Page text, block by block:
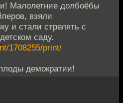
Малолетние долбоёбы
взяли
и стали стрелять с
саду.
1708255/print/
демократии!